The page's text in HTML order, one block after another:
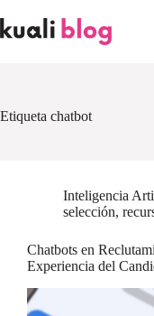
to
content
Etiqueta chatbot
Inteligencia
selección,
Chatbots en
Experiencia del